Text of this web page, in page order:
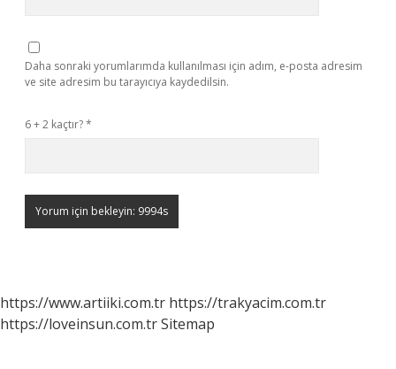
Daha sonraki yorumlarımda kullanılması için adım, e-posta adresim
ve site adresim bu tarayıcıya kaydedilsin.
6 + 2 kaçtır?*
https://www.artiiki.com.tr https://trakyacim.com.tr
https://loveinsun.com.trSitemap